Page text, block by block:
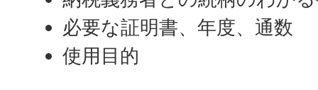
必要な証明書、年度、通数
使用目的